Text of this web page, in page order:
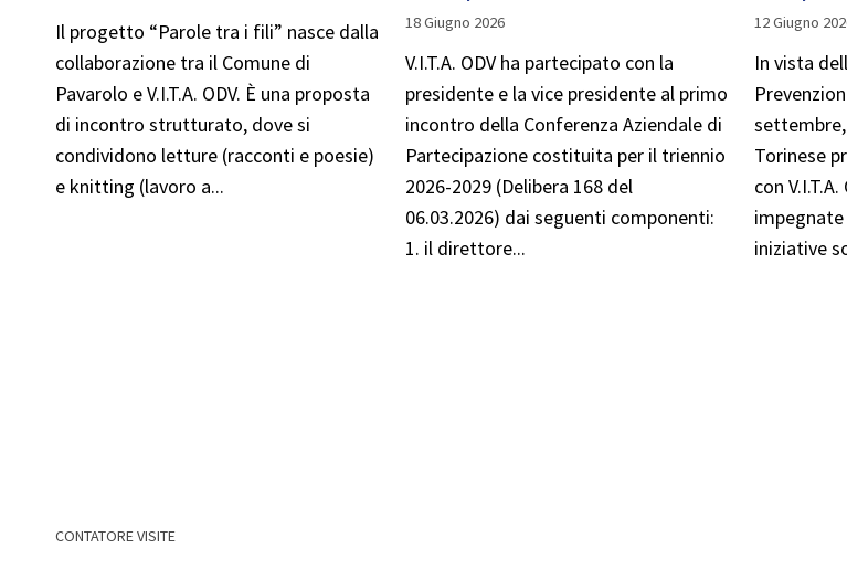
Il progetto “Parole tra i fili” nasce dalla
collaborazione tra il Comune di
Pavarolo e V.I.T.A. ODV. È una proposta
di incontro strutturato, dove si
condividono letture (racconti e poesie)
e knitting (lavoro a...
18 Giugno 2026
V.I.T.A. ODV ha partecipato con la
presidente e la vice presidente al primo
incontro della Conferenza Aziendale di
Partecipazione costituita per il triennio
2026-2029 (Delibera 168 del
06.03.2026) dai seguenti componenti:
1. il direttore...
12 Giugno
In vista
Torinese
con
iniziative
CONTATORE VISITE